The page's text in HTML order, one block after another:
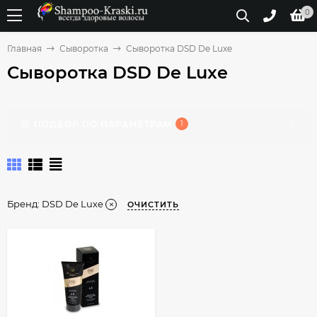
0
Главная Сыворотка Сыворотка DSD De Luxe
Сыворотка DSD De Luxe
1
Бренд: DSD De Luxe ОЧИСТИТЬ